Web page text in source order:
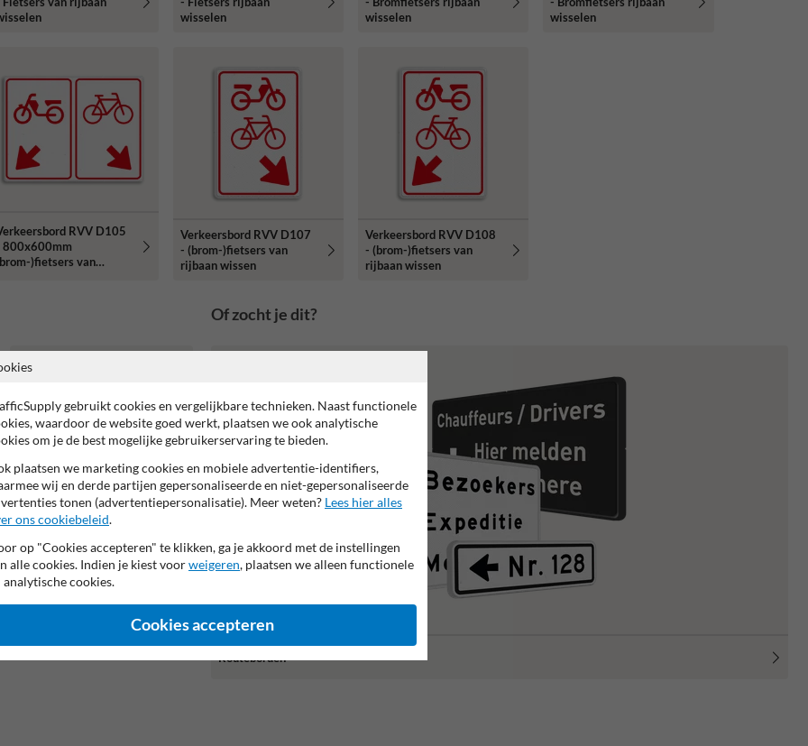
wisselen
wisselen
wisselen
RVV D105
800x600mm
)fietsers van
Verkeersbord RVV D107
- (brom-)fietsers van
rijbaan wissen
Verkeersbord RVV D108
- (brom-)fietsers van
rijbaan wissen
Verkeersbord RVV A01-15 -
Maximum snelheid 15 km/h
Of zocht je dit?
Routeborden
gebruikt cookies en vergelijkbare technieken. Naast functionele
waardoor de website goed werkt, plaatsen we ook analytische
om je de best mogelijke gebruikerservaring te bieden.
plaatsen we marketing cookies en mobiele advertentie-identifiers,
wij en derde partijen gepersonaliseerde en niet-gepersonaliseerde
tonen (advertentiepersonalisatie). Meer weten? Lees hier alles
ons cookiebeleid.
op "Cookies accepteren" te klikken, ga je akkoord met de instellingen
alle cookies. Indien je kiest voorweigeren, plaatsen we alleen functionele
analytische cookies.
Cookies accepteren